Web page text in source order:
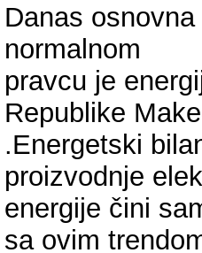
Danas
normalnom
pravcu je
Republike
.Energetski
proizvodnje
energije čini
sa ovim